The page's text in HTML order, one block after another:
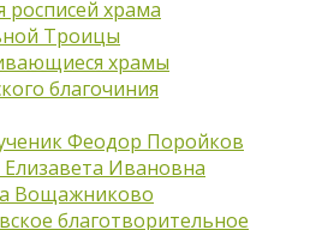
росписей храма
Троицы
храмы
благочиния
Феодор Поройков
Ивановна
Вощажниково
благотворительное